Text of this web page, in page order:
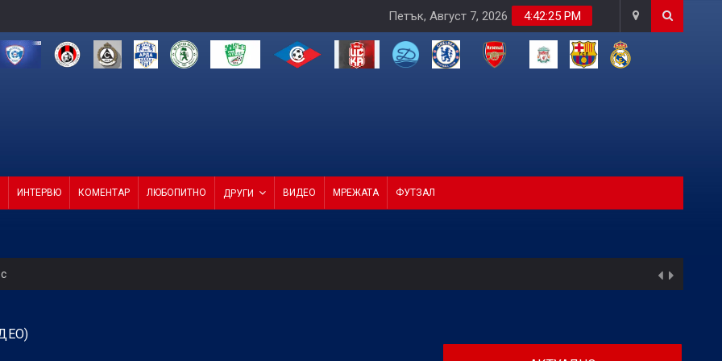
4:42:27 PM
Петък, Август 7, 2026
ИНТЕРВЮ КОМЕНТАР ЛЮБОПИТНО ДРУГИ ВИДЕО МРЕЖАТА ФУТЗАЛ
ход на Левски и срещу Локо (Пд)